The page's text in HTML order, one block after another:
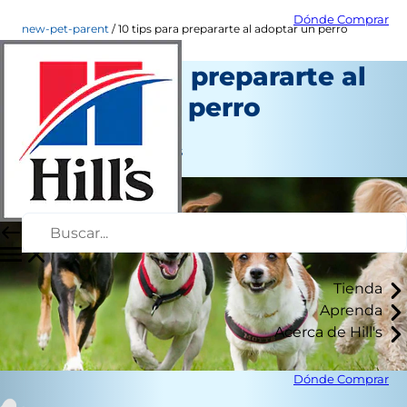
Dónde Comprar
Tienda
Aprenda
Acerca de Hill's
Dónde Comprar
new-pet-parent 10 tips para prepararte al adoptar un perro
10 tips para prepararte al
adoptar un perro
Nuevo propietario
Jean Marie Bauhaus